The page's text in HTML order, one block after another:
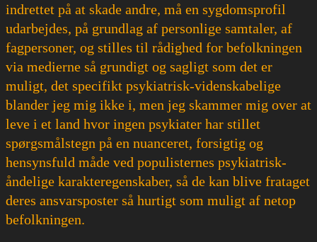
indrettet på at skade andre, må en sygdomsprofil
udarbejdes, på grundlag af personlige samtaler, af
fagpersoner, og stilles til rådighed for befolkningen
via medierne så grundigt og sagligt som det er
muligt, det specifikt psykiatrisk-videnskabelige
blander jeg mig ikke i, men jeg skammer mig over at
leve i et land hvor ingen psykiater har stillet
spørgsmålstegn på en nuanceret, forsigtig og
hensynsfuld måde ved populisternes psykiatrisk-
åndelige karakteregenskaber, så de kan blive frataget
deres ansvarsposter så hurtigt som muligt af netop
befolkningen.